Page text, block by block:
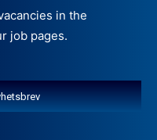
in the
job pages.